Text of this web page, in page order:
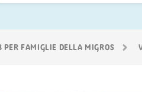
PER FAMIGLIE DELLA MIGROS